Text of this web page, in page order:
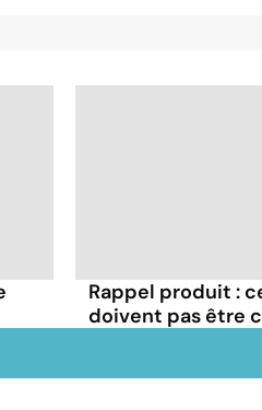
Rappel produit :
doivent pas être